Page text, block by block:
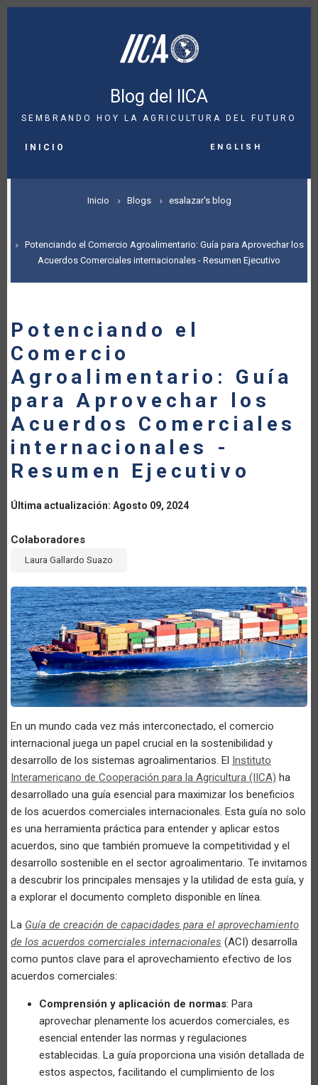
Pasar
Blog del IICA
SEMBRANDO HOY LA AGRICULTURA DEL FUTURO
NAVIGATION
INICIO English
SOBRESCRIBIR
DE
AYUDA
LA
NAVEGACIÓN
Inicio Blogs esalazar's blog
Potenciando el Comercio Agroalimentario: Guía para Aprovechar los
Acuerdos Comerciales internacionales - Resumen Ejecutivo
Potenciando el
Comercio
Agroalimentario: Guía
para Aprovechar los
Acuerdos Comerciales
internacionales -
Resumen Ejecutivo
Última actualización: Agosto 09, 2024
Colaboradores
Laura Gallardo Suazo
En un mundo cada vez más interconectado, el comercio
internacional juega un papel crucial en la sostenibilidad y
desarrollo de los sistemas agroalimentarios. El
Instituto
Interamericano de Cooperación para la Agricultura (IICA) ha
desarrollado una guía esencial para maximizar los beneficios
de los acuerdos comerciales internacionales. Esta guía no solo
es una herramienta práctica para entender y aplicar estos
acuerdos, sino que también promueve la competitividad y el
desarrollo sostenible en el sector agroalimentario. Te invitamos
a descubrir los principales mensajes y la utilidad de esta guía, y
a explorar el documento completo disponible en línea.
La Guía de creación de capacidades para el aprovechamiento
de los acuerdos comerciales internacionales (ACI) desarrolla
como puntos clave para el aprovechamiento efectivo de los
acuerdos comerciales:
Comprensión y aplicación de normas: Para
aprovechar plenamente los acuerdos comerciales, es
esencial entender las normas y regulaciones
establecidas. La guía proporciona una visión detallada de
estos aspectos, facilitando el cumplimiento de los